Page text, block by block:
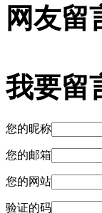
网友留
我要留
您的昵称
您的邮箱
您的网站
验证的码